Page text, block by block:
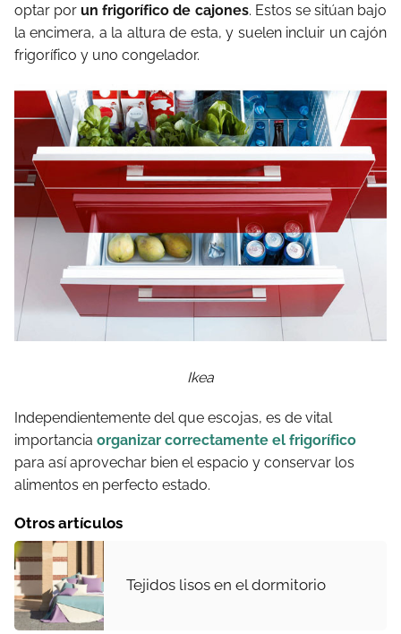
optar porun frigorífico de cajones. Estos se sitúan bajo
la encimera, a la altura de esta, y suelen incluir un cajón
frigorífico y uno congelador.
Ikea
Independientemente del que escojas, es de vital
importancia organizar correctamente el frigorífico
para así aprovechar bien el espacio y conservar los
alimentos en perfecto estado.
Otros artículos
Tejidos lisos en el dormitorio